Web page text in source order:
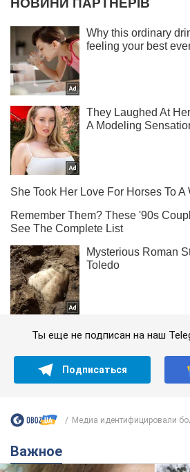
Ты еще не подписан на наш
Подписаться
Медиа идентифицировали
Важное